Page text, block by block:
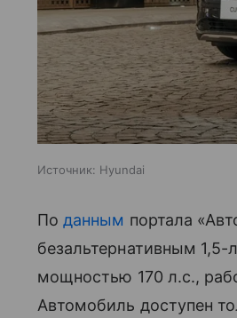
Источник: Hyundai
Поданным портала
безальтернативным
мощностью 170 л.с.,
Автомобиль доступен